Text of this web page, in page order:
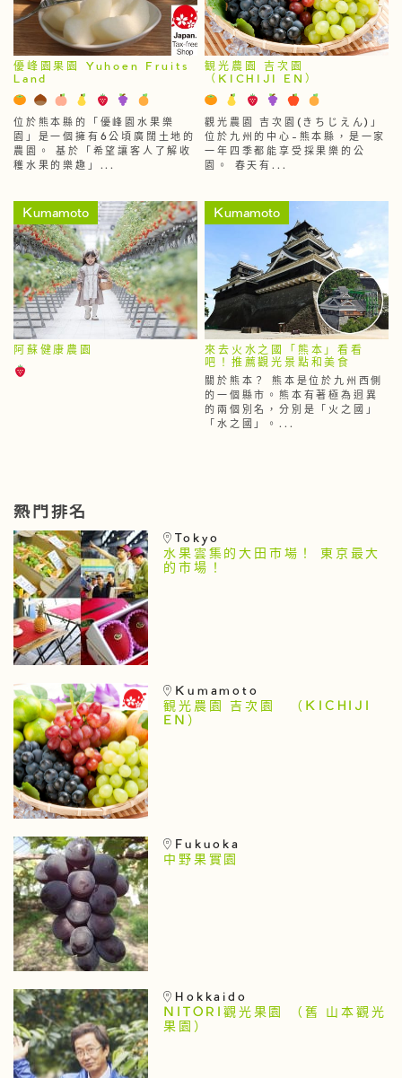
優峰園果園 Yuhoen Fruits
Land
位於熊本縣的「優峰園水果樂
園」是一個擁有6公頃廣闊土地的
農園。 基於「希望讓客人了解收
穫水果的樂趣」...
観光農園 吉次園
（KICHIJI EN）
觀光農園 吉次園(きちじえん)」
位於九州的中心-熊本縣，是一家
一年四季都能享受採果樂的公
園。 春天有...
Kumamoto
阿蘇健康農園
Kumamoto
來去火水之國「熊本」看看
吧！推薦觀光景點和美食
關於熊本？ 熊本是位於九州西側
的一個縣市。熊本有著極為迥異
的兩個別名，分別是「火之國」
「水之國」。...
熱門排名
Tokyo
水果雲集的大田市場！ 東京最大
的市場！
Kumamoto
観光農園 吉次園 （KICHIJI
EN）
Fukuoka
中野果實園
Hokkaido
NITORI觀光果園 （舊 山本觀光
果園）